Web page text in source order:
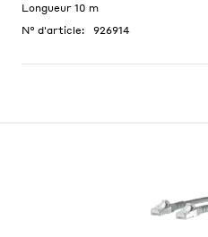
Longueur 10 m
N° d'article:
926914